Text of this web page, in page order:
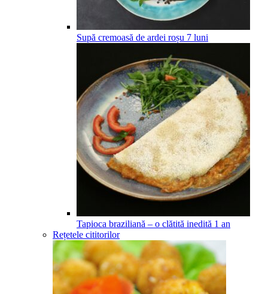
Supă cremoasă de ardei roșu 7 luni
Tapioca braziliană – o clătită inedită 1 an
Rețetele cititorilor